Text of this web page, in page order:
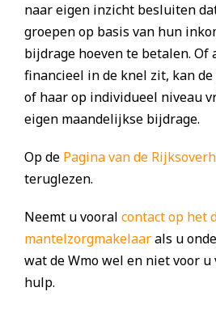
naar eigen inzicht besluiten
groepen op basis van hun
bijdrage hoeven te betalen. Of
financieel in de knel zit, kan
of haar op individueel niveau
eigen maandelijkse bijdrage.
Op de Pagina van de
teruglezen.
Neemt u vooral contact op het
mantelzorgmakelaarals u
wat de Wmo wel en niet voor u
hulp.